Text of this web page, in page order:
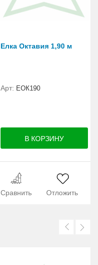
Елка Октавия 1,90 м
Арт: EОК190
Сравнить Отложить